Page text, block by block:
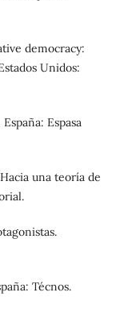
democracy:
Unidos:
Espasa
una teoría de
Técnos.